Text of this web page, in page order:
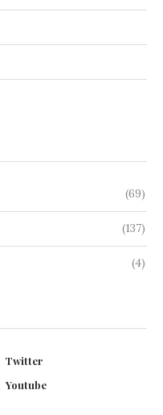
(69)
(137)
(4)
Twitter
Youtube